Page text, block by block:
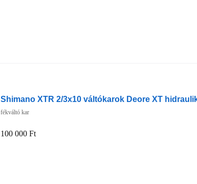
Shimano XTR 2/3x10 váltókarok Deore XT
fékváltó kar
100 000 Ft